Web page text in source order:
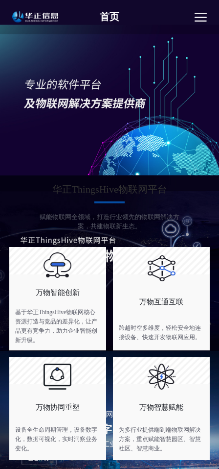
首页
华正ThingsHive物联网平台
赋能物联网全领域，打造行业领先的物联网解决方
案，共建物联新生态。
万物智能创新
基于华正ThingsHive物联网核心
资源打造与竞品的差异化，让产
品更有竞争力，助力企业智能创
新升级。
万物互通互联
跨越时空多维度，轻松安全地连
接设备、快速开发物联网应用。
万物协同重塑
设备全生命周期管理，设备数字
化，数据可视化，实时洞察业务
变化。
万物智慧赋能
为多行业提供端到端物联网解决
方案，重点赋能智慧园区、智慧
社区、智慧商业。